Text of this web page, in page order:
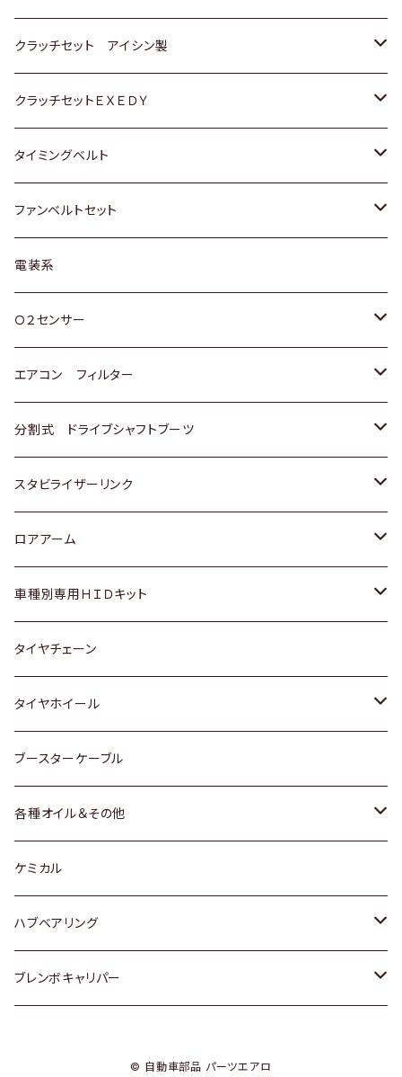
スバル
スバル
ダイハツ
マツダ
三菱
スバル
日野
ＷＡＧＥＮ
アストロ（シボレー）
クライスラー
ＶＯＬＶＯ
スズキ
日産
ダイハツ
マツダ
三菱
スバル
ダイハツ
日産
ホンダ
マツダ
トヨタ
クラッチセット アイシン製
ホンダ
スズキ
ダイハツ
マツダ
三菱
スバル
クラッチセットＥＸＥＤＹ
ホンダ
スズキ
日産
ダイハツ
マツダ
三菱
スバル
タイミングベルト
トヨタ
スズキ
ダイハツ
三菱
スバル
ファンベルトセット
トヨタ
ホンダ
スズキ
日産
いすゞ
ダイハツ
マツダ
三菱
スバル
レクサス
電装系
Ｏ２センサー
トヨタ
ホンダ
スズキ
日産
ダイハツ
マツダ
三菱
スバル
エアコン フィルター
トヨタ
ホンダ
スズキ
日産
いすゞ
ダイハツ
マツダ
三菱
スバル
分割式 ドライブシャフトブーツ
トヨタ
ホンダ
スズキ
日産
ダイハツ
スバル
スタビライザーリンク
トヨタ
ホンダ
スズキ
日産
ダイハツ
マツダ
ロアアーム
ホンダ
スズキ
日産
ダイハツ
マツダ
スバル
車種別専用ＨＩＤキット
トヨタ
マツダ
タイヤチェーン
タイヤホイール
トヨタ
ホンダ
スズキ
日産
ダイハツ
ブースターケーブル
各種オイル＆その他
ディーデル洗浄添加剤
ケミカル
ハブベアリング
トヨタ
ブレンボキャリパー
© 自動車部品 パーツエアロ